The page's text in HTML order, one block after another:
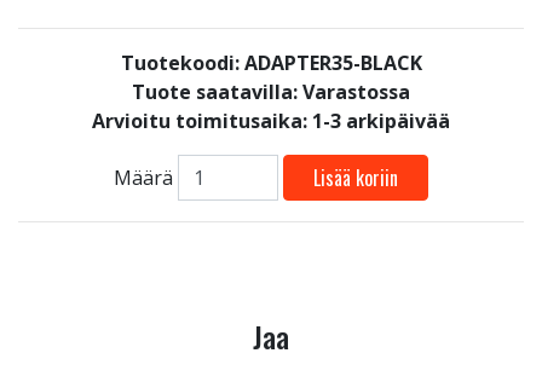
Tuotekoodi: ADAPTER35-BLACK
Tuote saatavilla:Varastossa
Arvioitu toimitusaika: 1-3 arkipäivää
Määrä Lisää koriin
Jaa